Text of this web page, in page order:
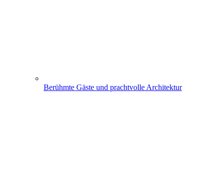
Berühmte Gäste und prachtvolle Architektur